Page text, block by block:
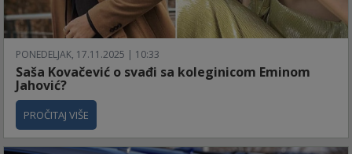
PONEDELJAK, 17.11.2025 | 10:33
Saša Kovačević o svađi sa koleginicom Eminom
Jahović?
PROČITAJ VIŠE